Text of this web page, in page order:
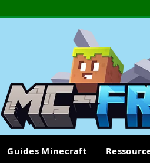
Guides Minecraft